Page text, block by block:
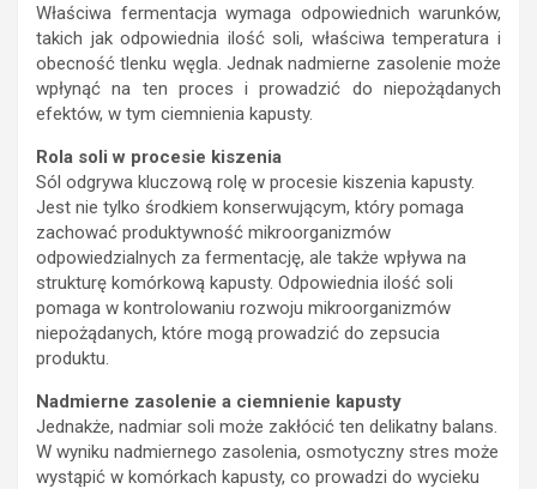
Właściwa fermentacja wymaga odpowiednich warunków,
takich jak odpowiednia ilość soli, właściwa temperatura i
obecność tlenku węgla. Jednak nadmierne zasolenie może
wpłynąć na ten proces i prowadzić do niepożądanych
efektów, w tym ciemnienia kapusty.
Rola soli w procesie kiszenia
Sól odgrywa kluczową rolę w procesie kiszenia kapusty.
Jest nie tylko środkiem konserwującym, który pomaga
zachować produktywność mikroorganizmów
odpowiedzialnych za fermentację, ale także wpływa na
strukturę komórkową kapusty. Odpowiednia ilość soli
pomaga w kontrolowaniu rozwoju mikroorganizmów
niepożądanych, które mogą prowadzić do zepsucia
produktu.
Nadmierne zasolenie a ciemnienie kapusty
Jednakże, nadmiar soli może zakłócić ten delikatny balans.
W wyniku nadmiernego zasolenia, osmotyczny stres może
wystąpić w komórkach kapusty, co prowadzi do wycieku